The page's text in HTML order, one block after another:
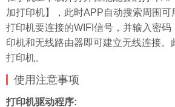
加打印机】，此时APP自动搜索周围可
打印机要连接的WIFI信号，并输入密
印机和无线路由器即可建立无线连接。
打印机。
使用注意事项
打印机驱动程序: